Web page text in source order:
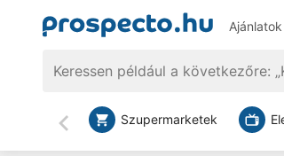
Vissza
Szupermarketek